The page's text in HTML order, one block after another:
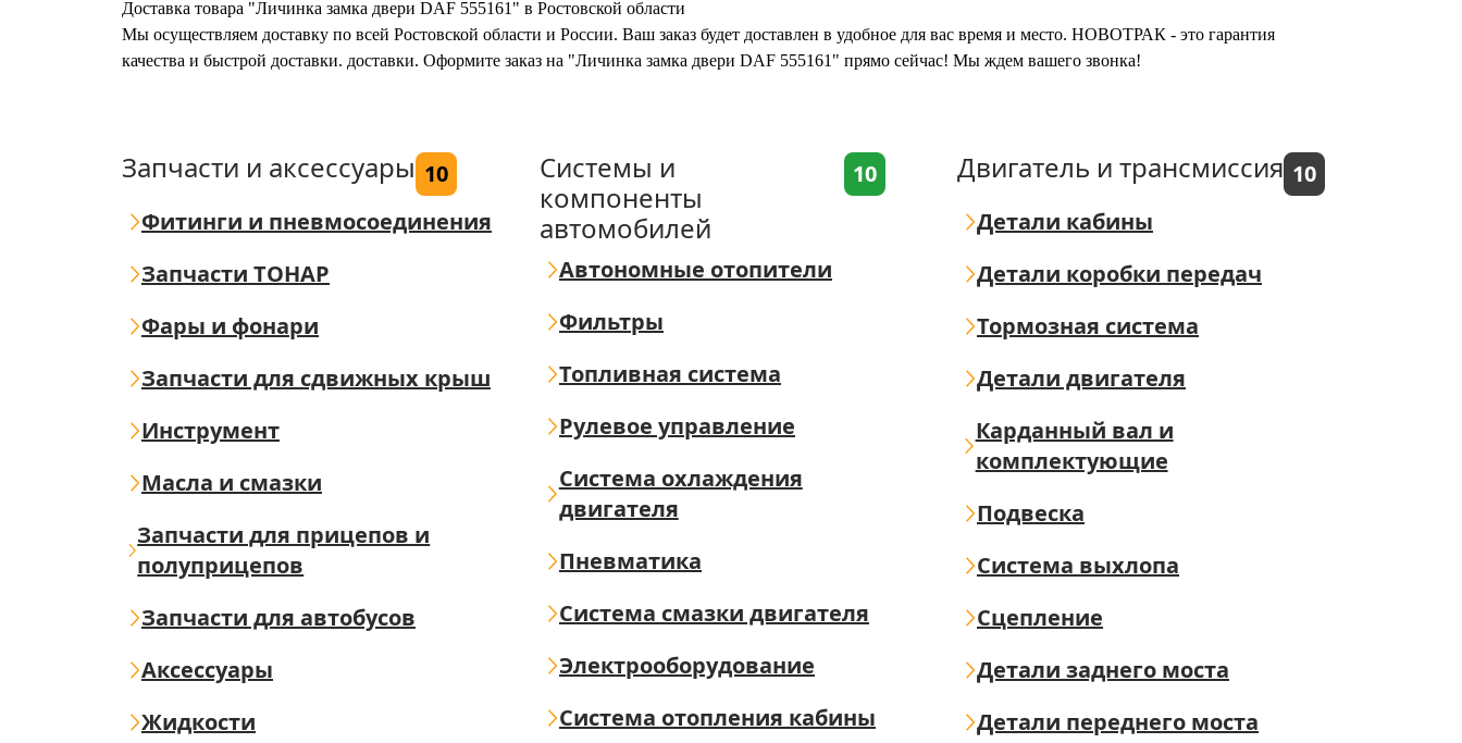
Доставка товара "Личинка замка двери DAF 555161" в Ростовской области
Мы осуществляем доставку по всей Ростовской области и России. Ваш заказ будет доставлен в удобное для вас время и место. НОВОТРАК - это гарантия
качества и быстрой доставки. доставки. Оформите заказ на "Личинка замка двери DAF 555161" прямо сейчас! Мы ждем вашего звонка!
Запчасти и аксессуары 10
Фитинги и пневмосоединения
Запчасти ТОНАР
Фары и фонари
Запчасти для сдвижных крыш
Инструмент
Масла и смазки
Запчасти для прицепов и
полуприцепов
Запчасти для автобусов
Аксессуары
Жидкости
Системы и
компоненты
автомобилей
10
Автономные отопители
Фильтры
Топливная система
Рулевое управление
Система охлаждения
двигателя
Пневматика
Система смазки двигателя
Электрооборудование
Система отопления кабины
Двигатель и трансмиссия 10
Детали кабины
Детали коробки передач
Тормозная система
Детали двигателя
Карданный вал и
комплектующие
Подвеска
Система выхлопа
Сцепление
Детали заднего моста
Детали переднего моста